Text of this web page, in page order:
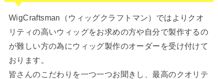
WigCraftsman（ウィッグクラフトマン）ではよりクオ
リティの高いウィッグをお求めの方や自分で製作するの
が難しい方の為にウィッグ製作のオーダーを受け付けて
おります。
皆さんのこだわりを一つ一つお聞きし、最高のクオリテ